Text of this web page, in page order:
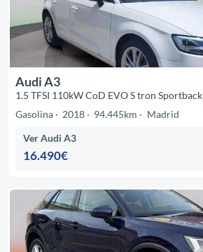
Audi A3
1.5 TFSI 110kW CoD EVO S tron Sportback
Gasolina
2018 94.445km Madrid
Ver Audi A3
16.490€